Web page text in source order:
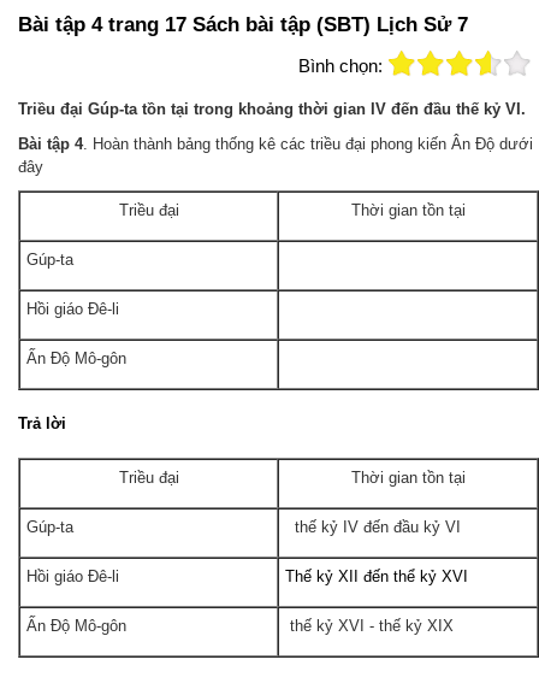
Bài tập 4 trang 17 Sách bài tập (SBT) Lịch Sử 7
Bình chọn:
Triều đại Gúp-ta tồn tại trong khoảng thời gian IV đến đầu thế kỷ VI.
Bài tập 4. Hoàn thành bảng thống kê các triều đại phong kiến Ân Độ dưới
đây
Triều đại Thời gian tồn tại
Gúp-ta
Hồi giáo Đê-li
Ấn Độ Mô-gôn
Trảlời
Triều đại Thời gian tồn tại
Gúp-ta thế kỷ IV đến đầu kỷ VI
Hồi giáo Đê-li Thế kỷ XII đến thể kỷ XVI
Ấn Độ Mô-gôn thế kỷ XVI - thế kỷ XIX